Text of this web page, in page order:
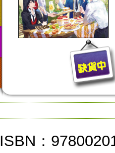
ISBN：